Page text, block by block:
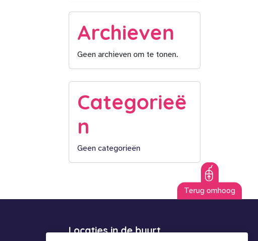
Archieven
Geen archieven om te tonen.
Categorieë
n
Geen categorieën
Terug omhoog
Locaties in de buurt